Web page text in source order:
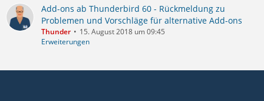
Add-ons ab Thunderbird 60 - Rückmeldung zu
Problemen und Vorschläge für alternative Add-ons
Thunder
15. August 2018 um 09:45
Erweiterungen